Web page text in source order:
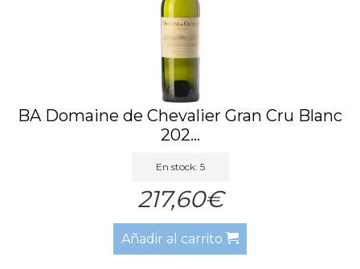
BA Domaine de Chevalier Gran Cru Blanc
202...
En stock: 5
217,60€
Añadir al carrito